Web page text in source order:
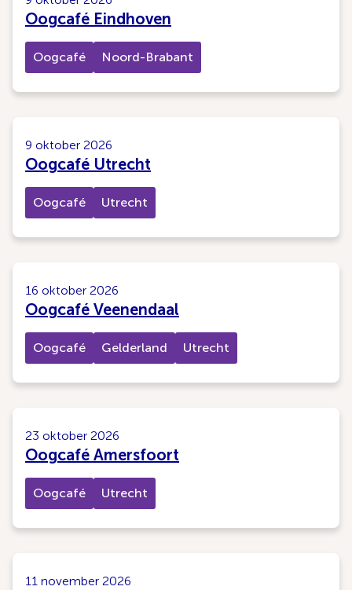
Oogcafé Eindhoven
Oogcafé Noord-Brabant
9 oktober 2026
Oogcafé Utrecht
Oogcafé Utrecht
16 oktober 2026
Oogcafé Veenendaal
Oogcafé Gelderland Utrecht
23 oktober 2026
Oogcafé Amersfoort
Oogcafé Utrecht
11 november 2026